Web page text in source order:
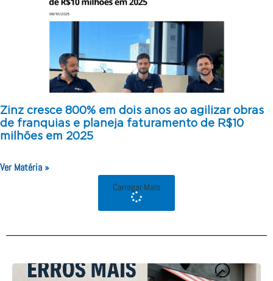
Zinz cresce 800% em dois anos ao agilizar obras
de franquias e planeja faturamento de R$10
milhões em 2025
Ver Matéria »
Carregar Mais